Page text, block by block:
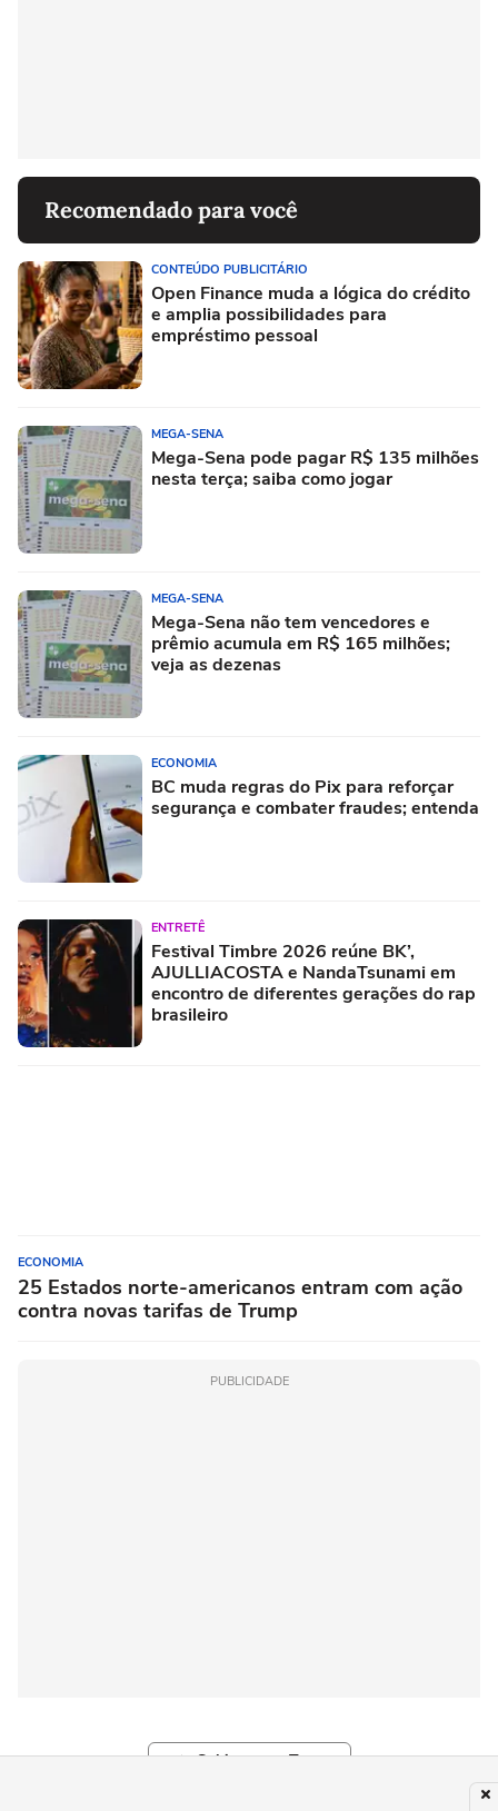
Recomendado para você
CONTEÚDO PUBLICITÁRIO
Open Finance muda a lógica do crédito
e amplia possibilidades para
empréstimo pessoal
MEGA-SENA
Mega-Sena pode pagar R$ 135 milhões
nesta terça; saiba como jogar
MEGA-SENA
Mega-Sena não tem vencedores e
prêmio acumula em R$ 165 milhões;
veja as dezenas
ECONOMIA
BC muda regras do Pix para reforçar
segurança e combater fraudes; entenda
ENTRETÊ
Festival Timbre 2026 reúne BK’,
AJULLIACOSTA e NandaTsunami em
encontro de diferentes gerações do rap
brasileiro
ECONOMIA
25 Estados norte-americanos entram com ação
contra novas tarifas de Trump
PUBLICIDADE
Subir para o Topo